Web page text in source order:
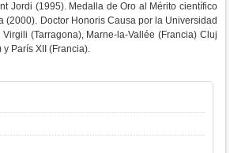
Jordi (1995). Medalla de Oro al Mérito científico
(2000). Doctor Honoris Causa por la Universidad
(Tarragona), Marne-la-Vallée (Francia) Cluj
París XII (Francia).